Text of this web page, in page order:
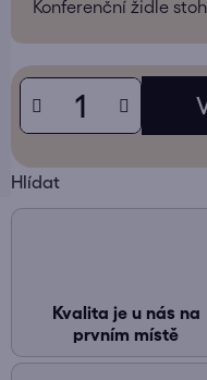
Konferenční židle
Hlídat
Kvalita je u nás na
prvním místě